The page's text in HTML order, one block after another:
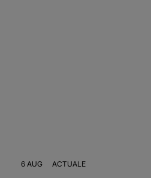
6 AUG ACTUALE